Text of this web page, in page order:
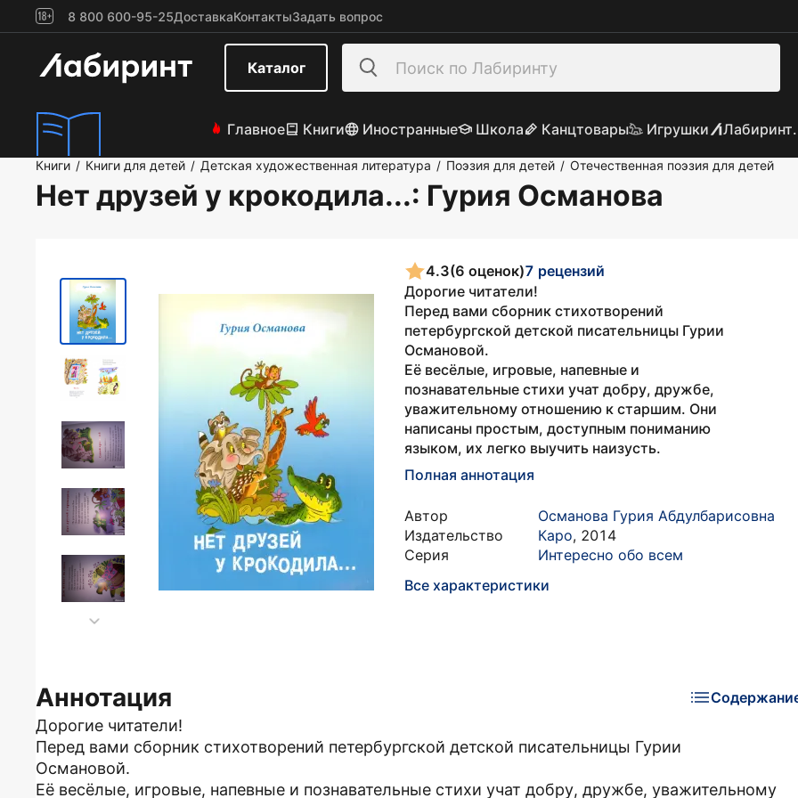
8 800 600-95-25ДоставкаКонтактыЗадать вопрос
Каталог
Главное Книги Иностранные Школа Канцтовары Игрушки
Книги / Книги для детей / Детская художественная литература / Поэзия для детей / Отечественная поэзия для детей
Нет друзей у крокодила...: Гурия Османова
4.3(6 оценок)7 рецензий
Дорогие читатели!
Перед вами сборник стихотворений
петербургской детской писательницы Гурии
Османовой.
Её весёлые, игровые, напевные и
познавательные стихи учат добру, дружбе,
уважительному отношению к старшим. Они
написаны простым, доступным пониманию
языком, их легко выучить наизусть.
Полная аннотация
Автор
Османова Гурия Абдулбарисовна
Издательство
Каро, 2014
Серия
Интересно обо всем
Все характеристики
Аннотация
Дорогие читатели!
Перед вами сборник стихотворений петербургской детской писательницы Гурии
Османовой.
Её весёлые, игровые, напевные и познавательные стихи учат добру, дружбе, уважительному